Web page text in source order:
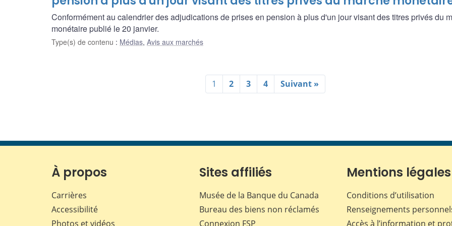
Conformément au calendrier des adjudications de prises en pension à plus d'un jour visant des titres privés du
monétaire publié le 20 janvier.
Type(s) de contenu : Médias, Avis aux marchés
1 2 3 4 Suivant »
À propos
Carrières
Accessibilité
Photos et vidéos
Sites affiliés
Musée de la Banque du Canada
Bureau des biens non réclamés
Connexion FSP
Mentions légales
Conditions d’utilisation
Renseignements
Accès à l’information et